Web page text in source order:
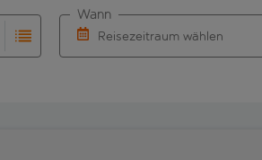
Reisezeitraum wählen
Wann